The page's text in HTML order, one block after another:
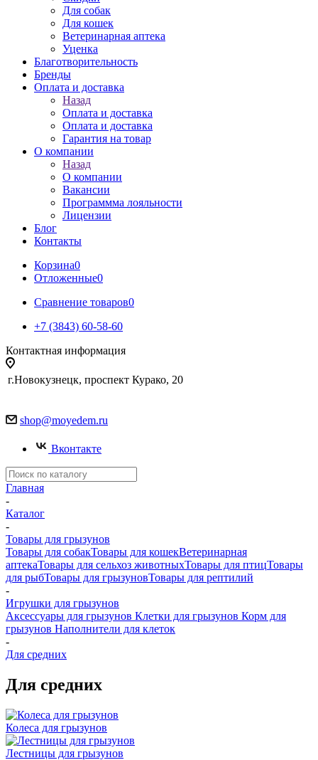
Для собак
Для кошек
Ветеринарная аптека
Уценка
Благотворительность
Бренды
Оплата и доставка
Назад
Оплата и доставка
Оплата и доставка
Гарантия на товар
О компании
Назад
О компании
Вакансии
Программма лояльности
Лицензии
Блог
Контакты
Корзина0
Отложенные0
Сравнение товаров0
+7 (3843) 60-58-60
Контактная информация
г.Новокузнецк, проспект Курако, 20
shop@moyedem.ru
Вконтакте
Главная
-
Каталог
-
Товары для грызунов
Товары для собакТовары для кошекВетеринарная
аптекаТовары для сельхоз животныхТовары для птицТовары
для рыбТовары для грызуновТовары для рептилий
-
Игрушки для грызунов
Аксессуары для грызунов Клетки для грызунов Корм для
грызунов Наполнители для клеток
-
Для средних
Для средних
Колеса для грызунов
Лестницы для грызунов